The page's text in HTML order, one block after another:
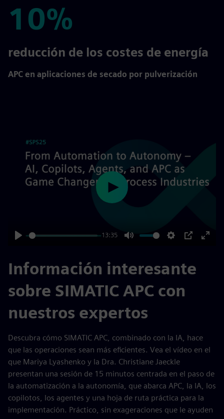
10%
10%
reducción de los costes de energía
APC en aplicaciones de secado por pulverización
13:35
Play
Información interesante
sobre SIMATIC APC con
nuestros expertos
Descubra cómo SIMATIC APC, combinado con la IA, hace
que las operaciones sean más eficientes. Vea el vídeo en el
que Mariya Lyashenko y la Dra. Christiane Jaeckle
presentan una sesión de 15 minutos centrada en el paso de
la automatización a la autonomía, que abarca APC, la IA, los
copilotos, los agentes y una hoja de ruta práctica para la
implementación. Práctico, sin exageraciones que le ayuden